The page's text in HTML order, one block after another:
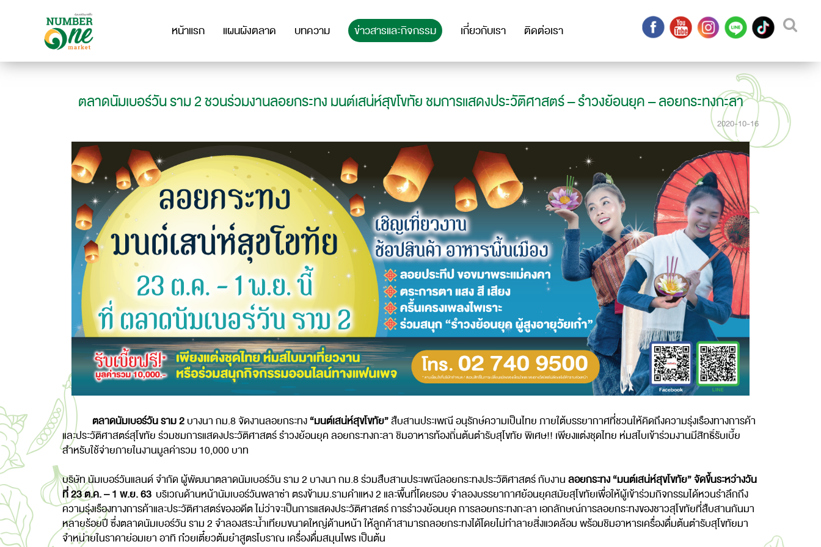
หน้าแรก แผนผังตลาด บทความ ข่าวสารและกิจกรรม เกี่ยวกับเรา ติดต่อเรา
ตลาดนัมเบอร์วัน ราม 2 ชวนร่วมงานลอยกระทง มนต์เสน่ห์สุขโขทัย ชมการแสดงประวัติศาสตร์ – รำวงย้อนยุค – ลอยกระทงกะลา
2020-10-16
ตลาดนัมเบอร์วัน ราม 2บางนา กม.8 จัดงานลอยกระทง“มนต์เสน่ห์สุขโขทัย”สืบสานประเพณี อนุรักษ์ความเป็นไทย ภายใต้บรรยากาศที่ชวนให้คิดถึงความรุ่งเรืองทางการค้า
และประวัติศาสตร์สุโขทัย ร่วมชมการแสดงประวัติศาสตร์ รำวงย้อนยุค ลอยกระทงกะลา ชิมอาหารท้องถิ่นต้นตำรับสุโขทัย พิเศษ!! เพียงแต่งชุดไทย ห่มสไบเข้าร่วมงานมีสิทธิ์รับเบี้ย
สำหรับใช้จ่ายภายในงานมูลค่ารวม 10,000 บาท
บริษัท นัมเบอร์วันแลนด์ จำกัด ผู้พัฒนาตลาดนัมเบอร์วัน ราม 2 บางนา กม.8 ร่วมสืบสานประเพณีลอยกระทงประวัติศาสตร์ กับงานลอยกระทง “มนต์เสน่ห์สุขโขทัย” จัดขึ้นระหว่างวัน
ที่ 23 ต.ค. – 1 พ.ย. 63 บริเวณด้านหน้านัมเบอร์วันพลาซ่า ตรงข้ามม.รามคำแหง 2 และพื้นที่โดยรอบ จำลองบรรยากาศย้อนยุคสมัยสุโขทัยเพื่อให้ผู้เข้าร่วมกิจกรรมได้หวนรำลึกถึง
ความรุ่งเรืองทางการค้าและประวัติศาสตร์ของอดีต ไม่ว่าจะเป็นการแสดงประวัติศาสตร์ การรำวงย้อนยุค การลอยกระทงกะลา เอกลักษณ์การลอยกระทงของชาวสุโขทัยที่สืบสานกันมา
หลายร้อยปี ซึ่งตลาดนัมเบอร์วัน ราม 2 จำลองสระน้ำเทียมขนาดใหญ่ด้านหน้า ให้ลูกค้าสามารถลอยกระทงได้โดยไม่ทำลายสิ่งแวดล้อม พร้อมชิมอาหารเครื่องดื่มต้นตำรับสุโขทัยมา
จำหน่ายในราคาย่อมเยา อาทิ ก๋วยเตี๋ยวต้มยำสูตรโบราณ เครื่องดื่มสมุนไพร เป็นต้น